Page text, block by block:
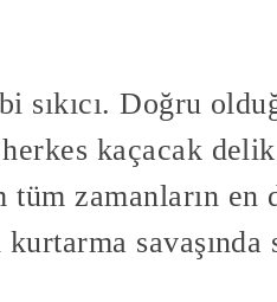
sıkıcı. Doğru
kaçacak
tüm zamanların
savaşında